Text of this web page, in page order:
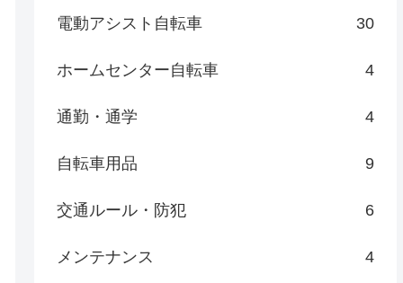
電動アシスト自転車 30
ホームセンター自転車 4
通勤・通学 4
自転車用品 9
交通ルール・防犯 6
メンテナンス 4